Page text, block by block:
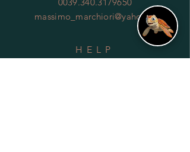
0039.340.3179650
massimo_marchiori@yahoo.it
HELP